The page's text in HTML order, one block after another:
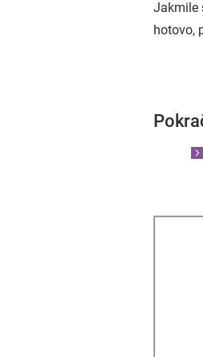
Jakmile
hotovo,